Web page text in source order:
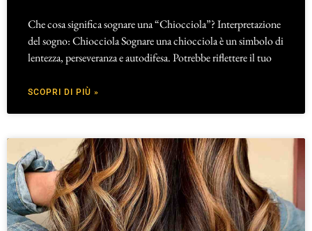
Che cosa significa sognare una “Chiocciola”? Interpretazione
del sogno: Chiocciola Sognare una chiocciola è un simbolo di
lentezza, perseveranza e autodifesa. Potrebbe riflettere il tuo
SCOPRI DI PIÙ »